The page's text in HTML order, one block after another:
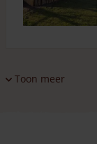
Toon meer